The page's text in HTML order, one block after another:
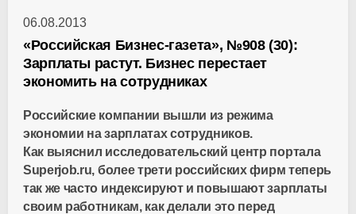
06.08.2013
«Российская Бизнес-газета», №908 (30):
Зарплаты растут. Бизнес перестает
экономить на сотрудниках
Российские компании вышли из режима
экономии на зарплатах сотрудников.
Как выяснил исследовательский центр портала
Superjob.ru, более трети российских фирм теперь
так же часто индексируют и повышают зарплаты
своим работникам, как делали это перед